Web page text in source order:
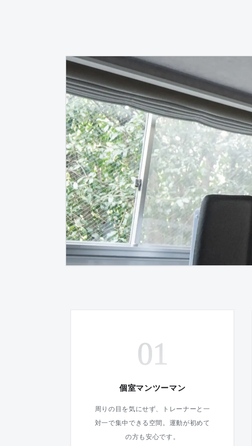
01
個室マンツーマン
周りの目を気にせず、トレーナーと一
対一で集中できる空間。運動が初めて
の方も安心です。